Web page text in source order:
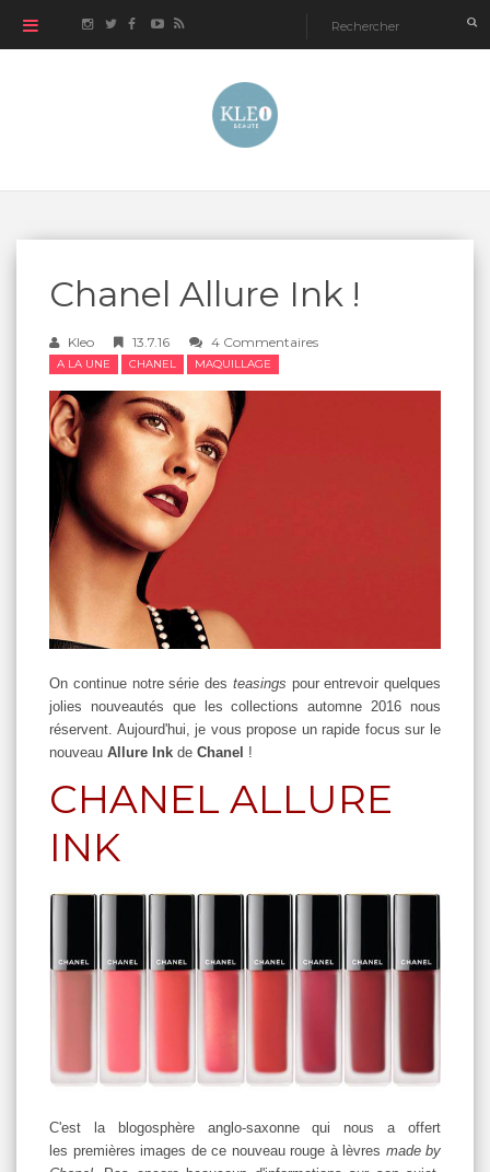
Chanel Allure Ink !
Kleo 13.7.16 4 Commentaires
A LA UNE CHANEL MAQUILLAGE
On continue notre série des teasings pour entrevoir quelques
jolies nouveautés que les collections automne 2016 nous
réservent. Aujourd'hui, je vous propose un rapide focus sur le
nouveau Allure Ink de Chanel !
CHANEL ALLURE
INK
C'est la blogosphère anglo-saxonne qui nous a offert
les premières images de ce nouveau rouge à lèvres made by